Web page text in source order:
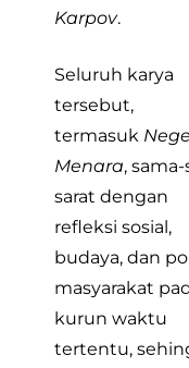
Karpov.
Seluruh karya
tersebut,
termasuk
Menara,
sarat dengan
refleksi sosial,
budaya, dan
masyarakat
kurun waktu
tertentu,